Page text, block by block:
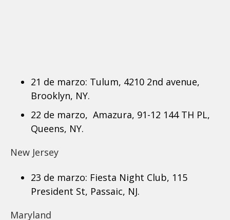
21 de marzo: Tulum, 4210 2nd avenue,
Brooklyn, NY.
22 de marzo, Amazura, 91-12 144 TH PL,
Queens, NY.
New Jersey
23 de marzo: Fiesta Night Club, 115
President St, Passaic, NJ.
Maryland